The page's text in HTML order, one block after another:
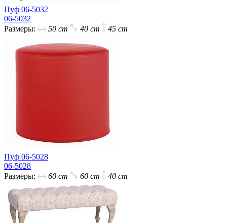
Пуф 06-5032
06-5032
Размеры:
50 cm 40 cm 45 cm
Пуф 06-5028
06-5028
Размеры:
60 cm 60 cm 40 cm